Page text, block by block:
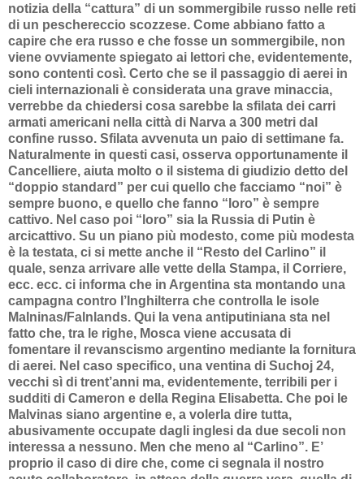
notizia della “cattura” di un sommergibile russo nelle reti
di un peschereccio scozzese. Come abbiano fatto a
capire che era russo e che fosse un sommergibile, non
viene ovviamente spiegato ai lettori che, evidentemente,
sono contenti così. Certo che se il passaggio di aerei in
cieli internazionali è considerata una grave minaccia,
verrebbe da chiedersi cosa sarebbe la sfilata dei carri
armati americani nella città di Narva a 300 metri dal
confine russo. Sfilata avvenuta un paio di settimane fa.
Naturalmente in questi casi, osserva opportunamente il
Cancelliere, aiuta molto o il sistema di giudizio detto del
“doppio standard” per cui quello che facciamo “noi” è
sempre buono, e quello che fanno “loro” è sempre
cattivo. Nel caso poi “loro” sia la Russia di Putin è
arcicattivo. Su un piano più modesto, come più modesta
è la testata, ci si mette anche il “Resto del Carlino” il
quale, senza arrivare alle vette della Stampa, il Corriere,
ecc. ecc. ci informa che in Argentina sta montando una
campagna contro l’Inghilterra che controlla le isole
Malninas/Falnlands. Qui la vena antiputiniana sta nel
fatto che, tra le righe, Mosca viene accusata di
fomentare il revanscismo argentino mediante la fornitura
di aerei. Nel caso specifico, una ventina di Suchoj 24,
vecchi sì di trent’anni ma, evidentemente, terribili per i
sudditi di Cameron e della Regina Elisabetta. Che poi le
Malvinas siano argentine e, a volerla dire tutta,
abusivamente occupate dagli inglesi da due secoli non
interessa a nessuno. Men che meno al “Carlino”. E’
proprio il caso di dire che, come ci segnala il nostro